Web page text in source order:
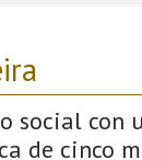
social con
de cinco